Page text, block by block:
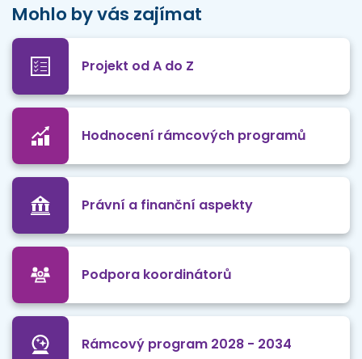
Mohlo by vás zajímat
Projekt od A do Z
Hodnocení rámcových programů
Právní a finanční aspekty
Podpora koordinátorů
Rámcový program 2028 - 2034